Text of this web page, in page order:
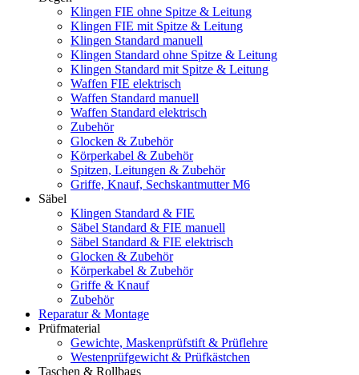
Klingen FIE ohne Spitze & Leitung
Klingen FIE mit Spitze & Leitung
Klingen Standard manuell
Klingen Standard ohne Spitze & Leitung
Klingen Standard mit Spitze & Leitung
Waffen FIE elektrisch
Waffen Standard manuell
Waffen Standard elektrisch
Zubehör
Glocken & Zubehör
Körperkabel & Zubehör
Spitzen, Leitungen & Zubehör
Griffe, Knauf, Sechskantmutter M6
Säbel
Klingen Standard & FIE
Säbel Standard & FIE manuell
Säbel Standard & FIE elektrisch
Glocken & Zubehör
Körperkabel & Zubehör
Griffe & Knauf
Zubehör
Reparatur & Montage
Prüfmaterial
Gewichte, Maskenprüfstift & Prüflehre
Westenprüfgewicht & Prüfkästchen
Taschen & Rollbags